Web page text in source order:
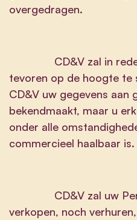
overgedragen.
CD&V zal in
tevoren op de hoogte te
CD&V uw gegevens aan
bekendmaakt, maar u
onder alle
commercieel haalbaar is.
CD&V zal uw
verkopen, noch